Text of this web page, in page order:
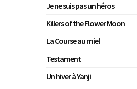
Je ne suis pas un héros
Killers of the Flower Moon
La Course au miel
Testament
Un hiver à Yanji